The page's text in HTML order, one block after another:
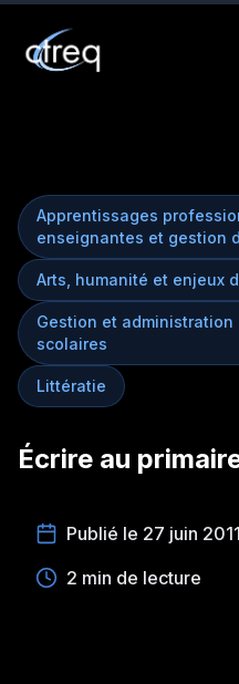
Apprentissages
enseignantes et gestion
Arts, humanité et enjeux
Gestion et
scolaires
Littératie
Écrire au
Publié le 27 juin 2011
2 min de lecture